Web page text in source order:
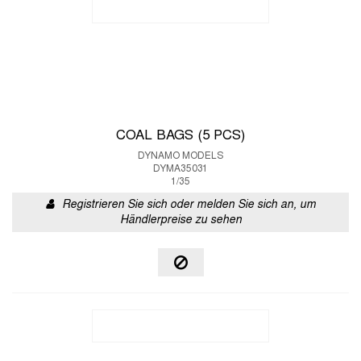
COAL BAGS (5 PCS)
DYNAMO MODELS
DYMA35031
1/35
Registrieren Sie sich oder melden Sie sich an, um
Händlerpreise zu sehen